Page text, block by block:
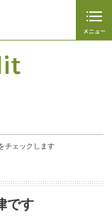
メニュー
チェックします
です